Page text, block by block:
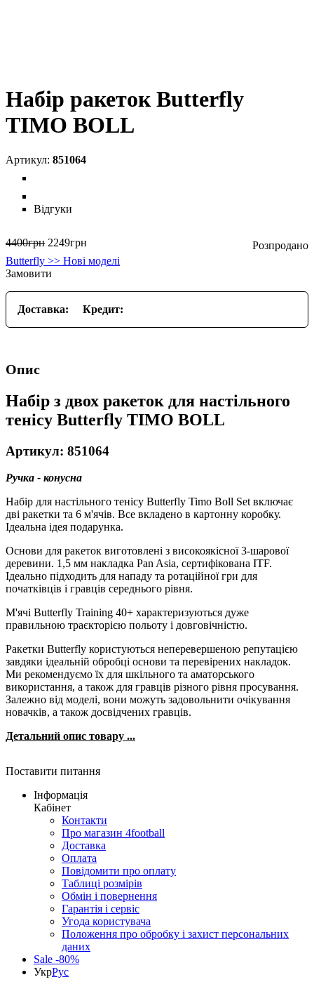
Набір ракеток Butterfly
TIMO BOLL
851064
Відгуки
4400грн 2249грн
Butterfly >> Нові моделі
Замовити
Доставка: Кредит:
Опис
Набір з двох ракеток для настільного
тенісу Butterfly TIMO BOLL
Артикул: 851064
Ручка - конусна
Набір для настільного тенісу Butterfly Timo Boll Set включає
дві ракетки та 6 м'ячів. Все вкладено в картонну коробку.
Ідеальна ідея подарунка.
Основи для ракеток виготовлені з високоякісної 3-шарової
деревини. 1,5 мм накладка Pan Asia, сертифікована ITF.
Ідеально підходить для нападу та ротаційної гри для
початківців і гравців середнього рівня.
М'ячі Butterfly Training 40+ характеризуються дуже
правильною траєкторією польоту і довговічністю.
Ракетки Butterfly користуються неперевершеною репутацією
завдяки ідеальній обробці основи та перевірених накладок.
Ми рекомендуємо їх для шкільного та аматорського
використання, а також для гравців різного рівня просування.
Залежно від моделі, вони можуть задовольнити очікування
новачків, а також досвідчених гравців.
Детальний опис товару ...
Поставити питання
Інформація
Кабінет
Контакти
Про магазин 4football
Доставка
Оплата
Повідомити про оплату
Таблиці розмірів
Обмін і повернення
Гарантія і сервіс
Угода користувача
Положення про обробку і захист персональних
даних
Sale -80%
УкрРус